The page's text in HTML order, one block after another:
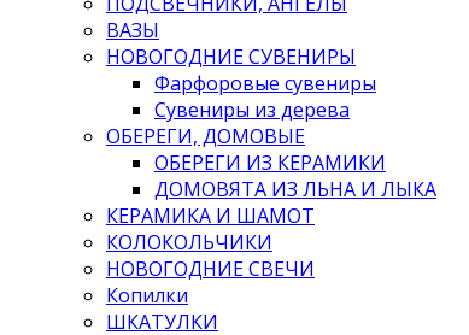
ВАЗЫ
НОВОГОДНИЕ СУВЕНИРЫ
Фарфоровые сувениры
Сувениры из дерева
ОБЕРЕГИ, ДОМОВЫЕ
ОБЕРЕГИ ИЗ КЕРАМИКИ
ДОМОВЯТА ИЗ ЛЬНА И ЛЫКА
КЕРАМИКА И ШАМОТ
КОЛОКОЛЬЧИКИ
НОВОГОДНИЕ СВЕЧИ
Копилки
ШКАТУЛКИ